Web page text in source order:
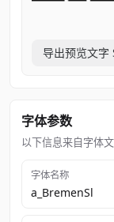
导出预览文字
字体参数
以下信息来自字体
字体名称
a_BremenSl